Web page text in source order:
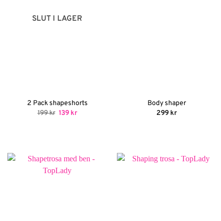
SLUT I LAGER
2 Pack shapeshorts
199kr Det
139 krDet
Body shaper
299 kr